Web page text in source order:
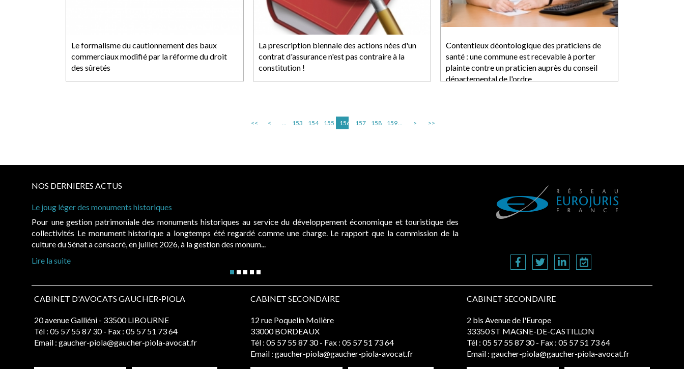
Le formalisme du cautionnement des baux
commerciaux modifié par la réforme du droit
des sûretés
La prescription biennale des actions nées d'un
contrat d'assurance n'est pas contraire à la
constitution !
Contentieux déontologique des praticiens de
santé : une commune est recevable à porter
plainte contre un praticien auprès du conseil
départemental de l'ordre
<< < ... 153 154 155 156 157 158 159... > >>
NOS DERNIERES ACTUS
Le joug léger des monuments historiques
Pour une gestion patrimoniale des monuments historiques au service du développement économique et touristique des
collectivités Le monument historique a longtemps été regardé comme une charge. Le rapport que la commission de la
culture du Sénat a consacré, en juillet 2026, à la gestion des monum...
Lire la suite
CABINET D'AVOCATS GAUCHER-PIOLA
20 avenue Galliéni - 33500 LIBOURNE
Tél : 05 57 55 87 30 - Fax : 05 57 51 73 64
Email : gaucher-piola@gaucher-piola-avocat.fr
CABINET SECONDAIRE
12 rue Poquelin Molière
33000 BORDEAUX
Tél : 05 57 55 87 30 - Fax : 05 57 51 73 64
Email : gaucher-piola@gaucher-piola-avocat.fr
CABINET SECONDAIRE
2 bis Avenue de l'Europe
33350 ST MAGNE-DE-CASTILLON
Tél : 05 57 55 87 30 - Fax : 05 57 51 73 64
Email : gaucher-piola@gaucher-piola-avocat.fr